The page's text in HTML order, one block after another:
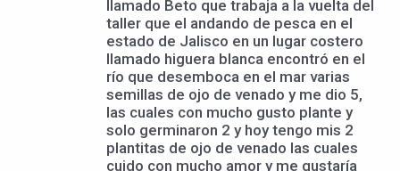
llamado Beto que trabaja a la vuelta del
taller que el andando de pesca en el
estado de Jalisco en un lugar costero
llamado higuera blanca encontró en el
río que desemboca en el mar varias
semillas de ojo de venado y me dio 5,
las cuales con mucho gusto plante y
solo germinaron 2 y hoy tengo mis 2
plantitas de ojo de venado las cuales
cuido con mucho amor y me gustaría